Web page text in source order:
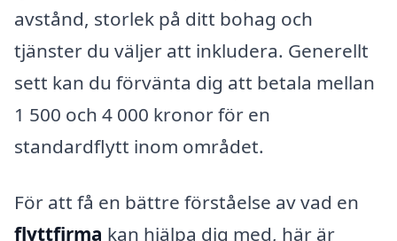
avstånd, storlek på ditt bohag och
tjänster du väljer att inkludera. Generellt
sett kan du förvänta dig att betala mellan
1 500 och 4 000 kronor för en
standardflytt inom området.
För att få en bättre förståelse av vad en
flyttfirma kan hjälpa dig med, här är